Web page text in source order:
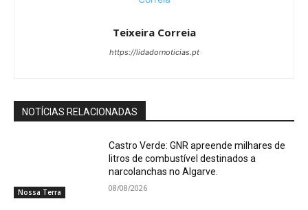
Teixeira Correia
https://lidadornoticias.pt
NOTÍCIAS RELACIONADAS
Nossa Terra
Castro Verde: GNR apreende milhares de
litros de combustível destinados a
narcolanchas no Algarve.
08/08/2026